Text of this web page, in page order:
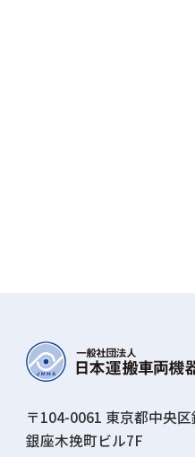
〒104-0061 東京都中央
銀座⽊挽町ビル7F